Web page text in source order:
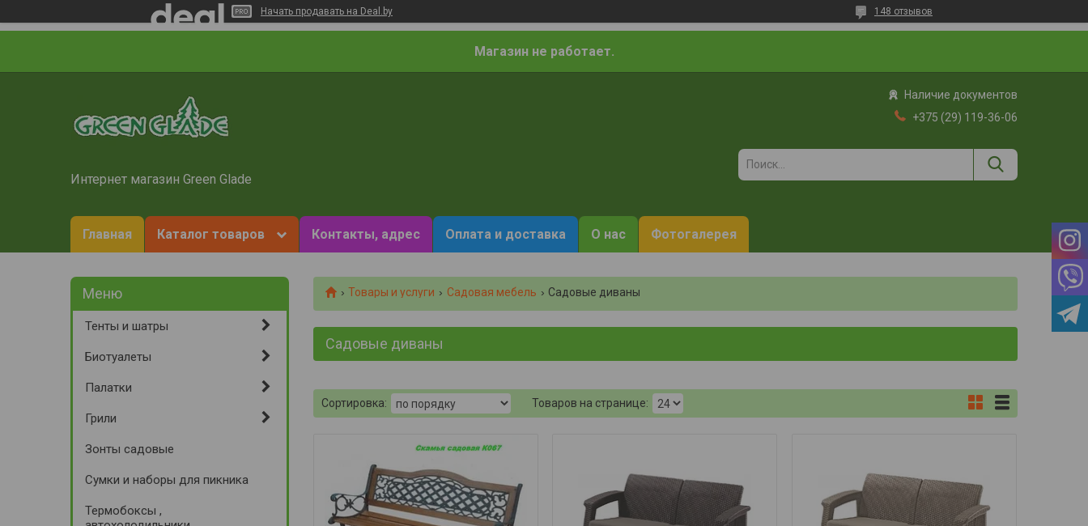
Начать продавать на Deal.by 148 отзывов
Магазин не работает.
Интернет магазин Green Glade
Наличие документов
+375 (29) 119-36-06
Главная Каталог товаров Контакты, адрес Оплата и доставка О нас Фотогалерея
Товары и услуги Садовая мебель Садовые диваны
Садовые диваны
Тенты и шатры
Биотуалеты
Палатки
Грили
Зонты садовые
Сумки и наборы для пикника
Термобоксы ,